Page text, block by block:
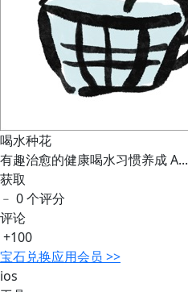
喝水种花
有趣治愈的健康喝水习惯养成 A...
获取
﹣ 0 个评分
评论
+100
宝石兑换应用会员 >>
ios